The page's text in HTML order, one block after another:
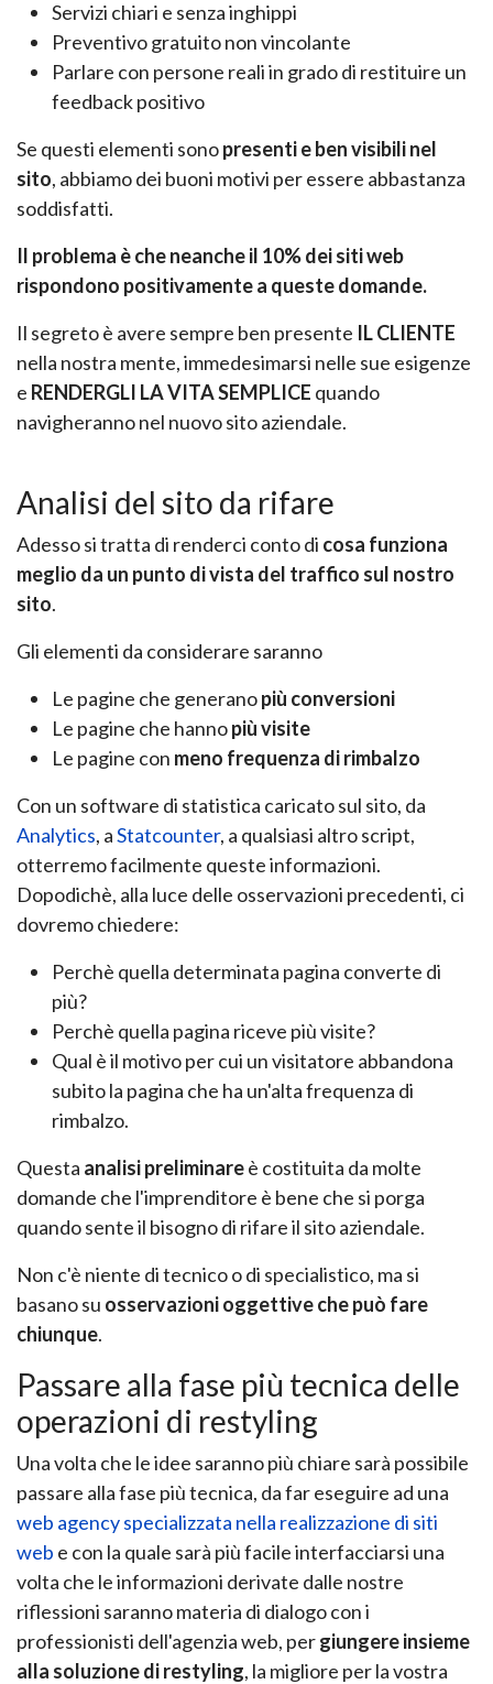
Servizi chiari e senza inghippi
Preventivo gratuito non vincolante
Parlare con persone reali in grado di restituire un
feedback positivo
Se questi elementi sonopresenti e ben visibili nel
sito, abbiamo dei buoni motivi per essere abbastanza
soddisfatti.
Il problema è che neanche il 10% dei siti web
rispondono positivamente a queste domande.
Il segreto è avere sempre ben presente IL CLIENTE
nella nostra mente, immedesimarsi nelle sue esigenze
e RENDERGLI LA VITA SEMPLICE quando
navigheranno nel nuovo sito aziendale.
Analisi del sito da rifare
Adesso si tratta di renderci conto di cosa funziona
meglio da un punto di vista del traffico sul nostro
sito.
Gli elementi da considerare saranno
Le pagine che generanopiù conversioni
Le pagine che hannopiù visite
Le pagine con meno frequenza di rimbalzo
Con un software di statistica caricato sul sito, da
Analytics, aStatcounter, a qualsiasi altro script,
otterremo facilmente queste informazioni.
Dopodichè, alla luce delle osservazioni precedenti, ci
dovremo chiedere:
Perchè quella determinata pagina converte di
più?
Perchè quella pagina riceve più visite?
Qual è il motivo per cui un visitatore abbandona
subito la pagina che ha un'alta frequenza di
rimbalzo.
Questa analisi preliminareè costituita da molte
domande che l'imprenditore è bene che si porga
quando sente il bisogno di rifare il sito aziendale.
Non c'è niente di tecnico o di specialistico, ma si
basano su osservazioni oggettive che può fare
chiunque.
Passare alla fase più tecnica delle
operazioni di restyling
Una volta che le idee saranno più chiare sarà possibile
passare alla fase più tecnica, da far eseguire ad una
web agency specializzata nella realizzazione di siti
web e con la quale sarà più facile interfacciarsi una
volta che le informazioni derivate dalle nostre
riflessioni saranno materia di dialogo con i
professionisti dell'agenzia web, pergiungere insieme
alla soluzione di restyling, la migliore per la vostra